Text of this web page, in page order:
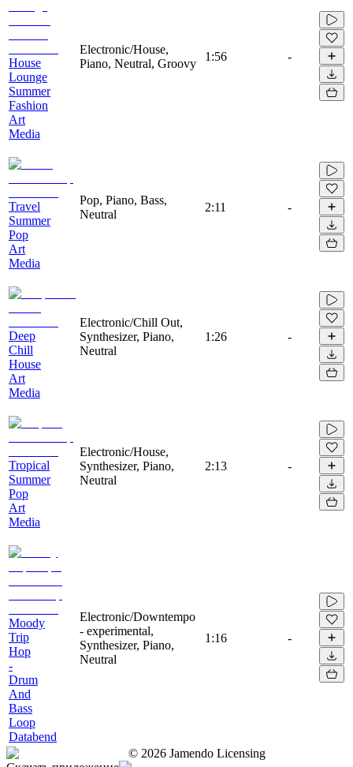
House
Lounge
Summer
Fashion
Art
Media
Electronic/House,
Piano, Neutral, Groovy
1:56 -
Travel
Summer
Pop
Art
Media
Pop, Piano, Bass,
Neutral
2:11 -
Deep
Chill
House
Art
Media
Electronic/Chill Out,
Synthesizer, Piano,
Neutral
1:26 -
Tropical
Summer
Pop
Art
Media
Electronic/House,
Synthesizer, Piano,
Neutral
2:13 -
Moody
Trip
Hop
-
Drum
And
Bass
Loop
Databend
Electronic/Downtempo
- experimental,
Synthesizer, Piano,
Neutral
1:16 -
© 2026 Jamendo Licensing